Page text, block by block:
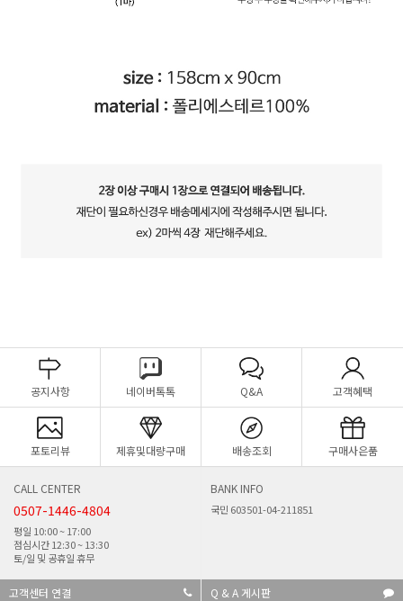
공지사항 네이버톡톡 Q&A 고객혜택
포토리뷰 제휴및대량구매 배송조회 구매사은품
CALL CENTER
0507-1446-4804
평일 10:00 ~ 17:00
점심시간 12:30 ~ 13:30
토/일 및 공휴일 휴무
BANK INFO
국민 603501-04-211851
고객센터 연결 Q & A 게시판